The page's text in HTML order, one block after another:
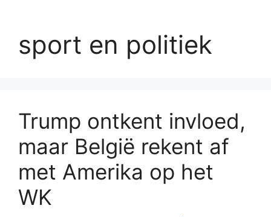
sport en politiek
Trump ontkent invloed,
maar België rekent af
met Amerika op het
WK